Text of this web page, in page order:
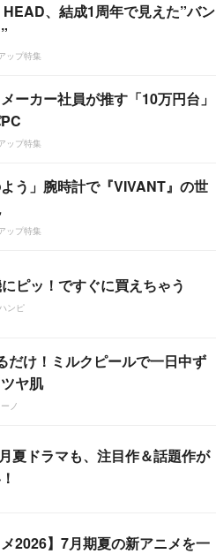
、結成1周年で見えた”バン
ップ特集
メーカー社員が推す「10万円台」
ップ特集
よう」腕時計で『VIVANT』の世
ップ特集
ピッ！ですぐに買えちゃう
ンピ
だけ！ミルクピールで一日中ず
ヤ肌
ノ
夏ドラマも、注目作＆話題作が
メ2026】7月期夏の新アニメを一